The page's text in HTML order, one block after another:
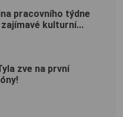
pracovního týdne
kulturní...
zve na první